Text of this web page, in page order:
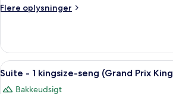
(Circuit
Flere oplysninger
Flere
-
kingsize-
Indlæs
alle
En skuffe
7
Suite - 1 kingsize-seng (Grand Prix
Bakkeudsigt